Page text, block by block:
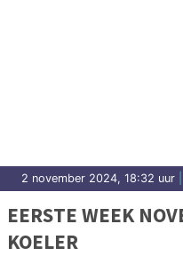
2 november 2024, 18:32 uur
EERSTE WEEK
KOELER